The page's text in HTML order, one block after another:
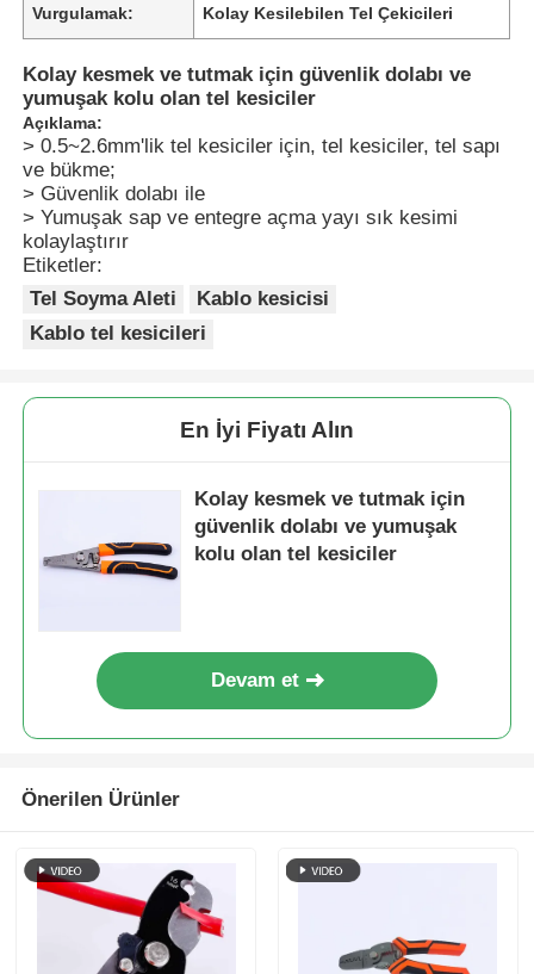
Ana sayfa
Ürünler
VİDEOLAR
Vurgulamak: Kolay Kesilebilen Tel Çekicileri
Kolay kesmek ve tutmak için güvenlik dolabı ve
yumuşak kolu olan tel kesiciler
Açıklama:
> 0.5~2.6mm'lik tel kesiciler için, tel kesiciler, tel sapı
ve bükme;
> Güvenlik dolabı ile
> Yumuşak sap ve entegre açma yayı sık kesimi
kolaylaştırır
Etiketler:
Tel Soyma Aleti
Kablo kesicisi
Kablo tel kesicileri
En İyi Fiyatı Alın
Kolay kesmek ve tutmak için
güvenlik dolabı ve yumuşak
kolu olan tel kesiciler
Devam et
Önerilen Ürünler